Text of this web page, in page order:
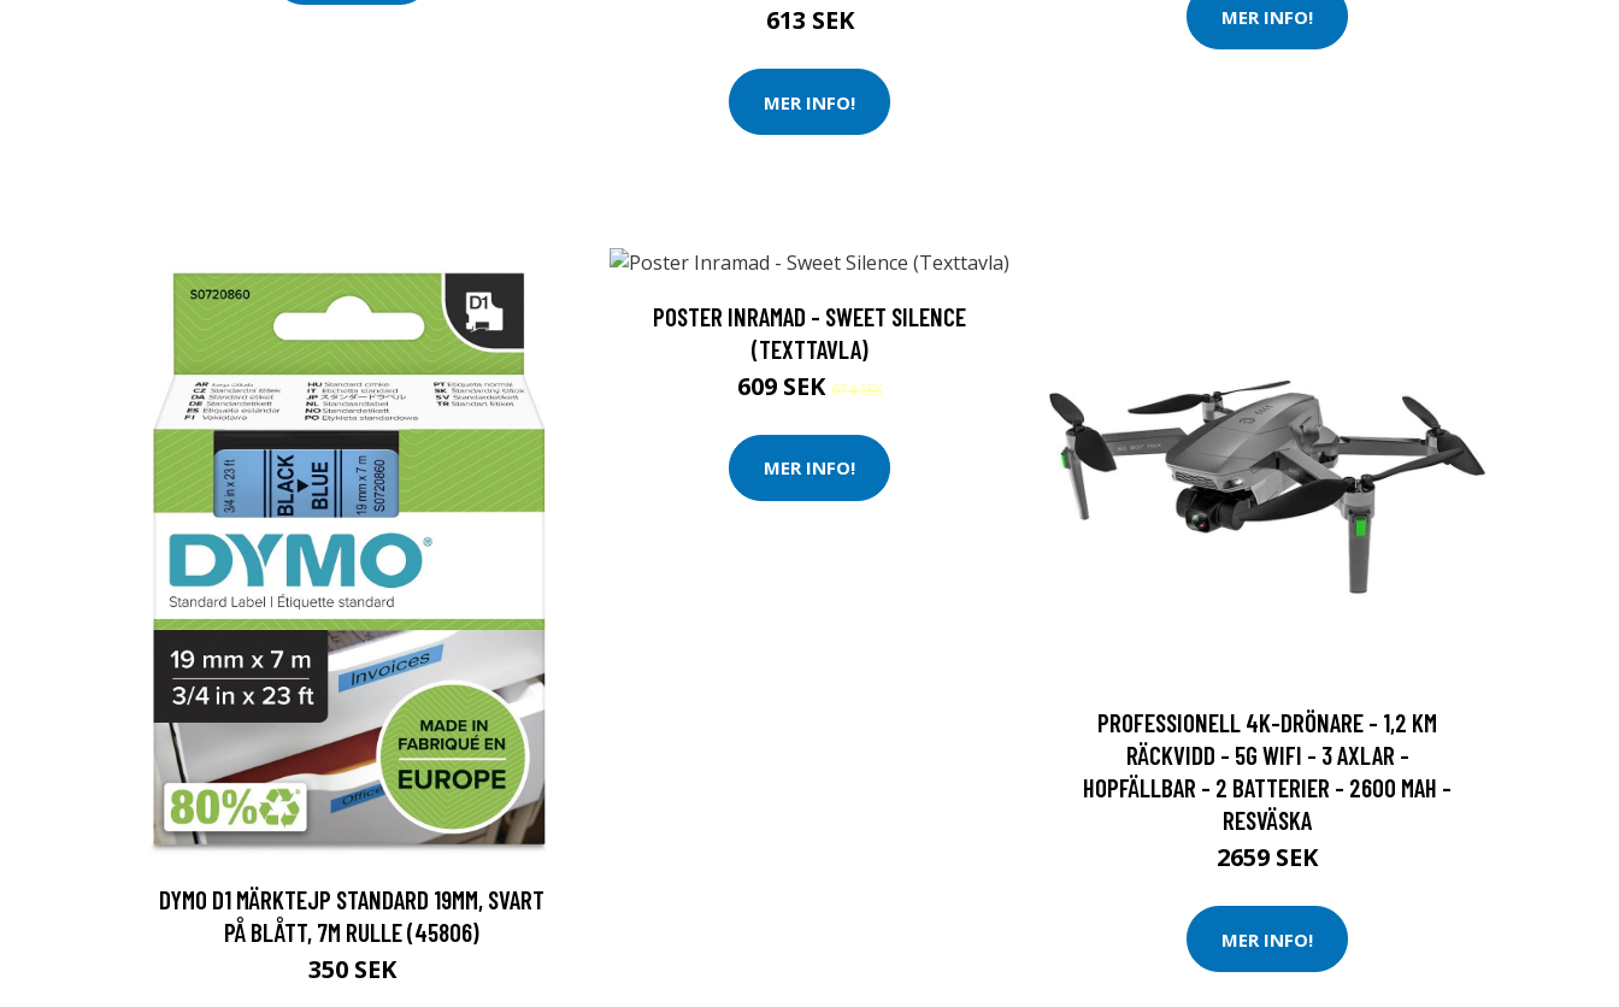
613 SEK
MER INFO!
MER INFO!
DYMO D1 MÄRKTEJP STANDARD 19MM, SVART
PÅ BLÅTT, 7M RULLE (45806)
350 SEK
POSTER INRAMAD - SWEET SILENCE
(TEXTTAVLA)
609 SEK674 SEK
MER INFO!
PROFESSIONELL 4K-DRÖNARE - 1,2 KM
RÄCKVIDD - 5G WIFI - 3 AXLAR -
HOPFÄLLBAR - 2 BATTERIER - 2600 MAH -
RESVÄSKA
2659 SEK
MER INFO!